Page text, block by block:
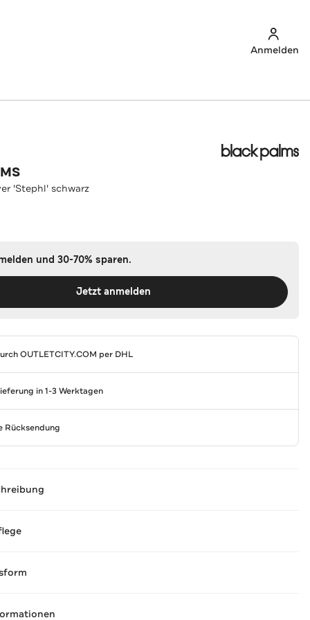
Anmelden
'Stephl' schwarz
und 30-70% sparen.
Jetzt anmelden
OUTLETCITY.COM per DHL
in 1-3 Werktagen
Rücksendung